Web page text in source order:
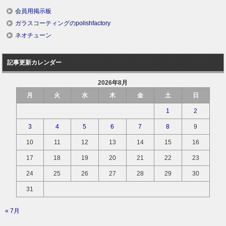
会員用掲示板
ガラスコーティングのpolishfactory
ネオチューン
記事更新カレンダー
2026年8月
月
火 水 木 金 土 日
1 2
3 4 5 6 7 8 9
10 11 12 13 14 15 16
17 18 19 20 21 22 23
24 25 26 27 28 29 30
31
« 7月